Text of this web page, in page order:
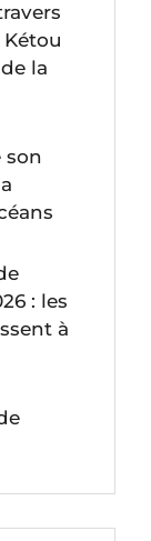
Kétou
la
son
: les
à